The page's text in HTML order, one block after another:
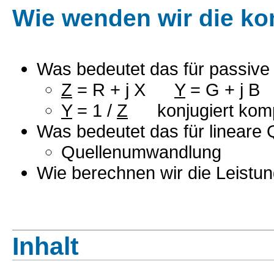
Wie wenden wir die
Was bedeutet das für
Z = R + j X Y= G + j B
Y= 1 / Z konjugiert
Was bedeutet das für lineare
Quellenumwandlung
Wie berechnen wir die
Inhalt